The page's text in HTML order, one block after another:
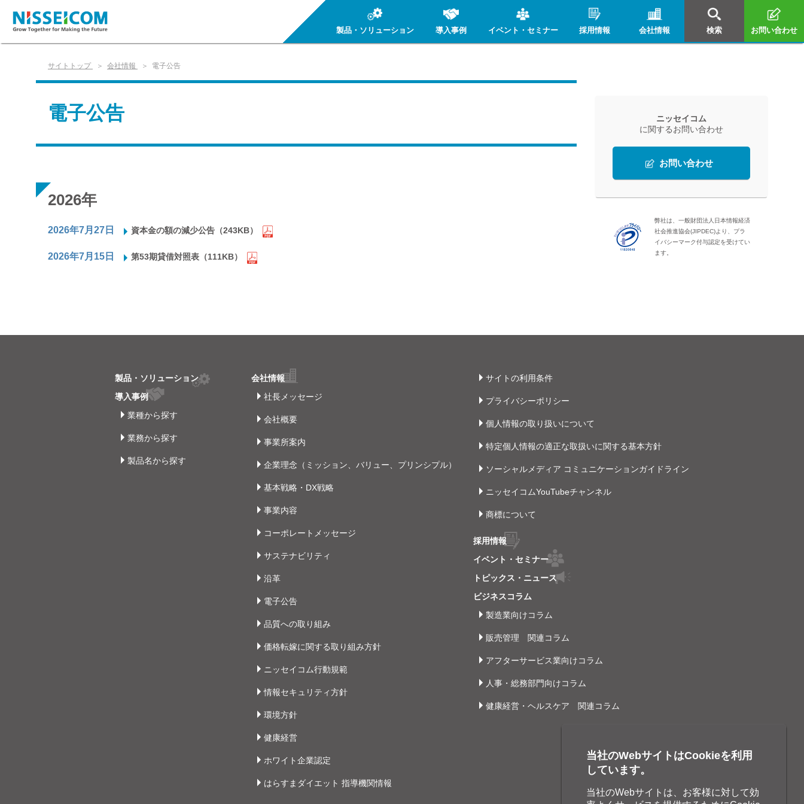
製品・ソリューション 導入事例 イベント・セミナー 採用情報 会社情報 検索 お問い合わせ
サイトトップ 会社情報 電子公告
電子公告
2026年
2026年7月27日 資本金の額の減少公告（243KB）
2026年7月15日 第53期貸借対照表（111KB）
ニッセイコム
に関するお問い合わせ
お問い合わせ
弊社は、一般財団法人日本情報経済
社会推進協会(JIPDEC)より、プラ
イバシーマーク付与認定を受けてい
ます。
製品・ソリューション
導入事例
業種から探す
業務から探す
製品名から探す
会社情報
社長メッセージ
会社概要
事業所案内
企業理念（ミッション、バリュー、プリンシプル）
基本戦略・DX戦略
事業内容
コーポレートメッセージ
サステナビリティ
沿革
電子公告
品質への取り組み
価格転嫁に関する取り組み方針
ニッセイコム行動規範
情報セキュリティ方針
環境方針
健康経営
ホワイト企業認定
はらすまダイエット 指導機関情報
サイトの利用条件
プライバシーポリシー
個人情報の取り扱いについて
特定個人情報の適正な取扱いに関する基本方針
ソーシャルメディア コミュニケーションガイドライン
ニッセイコムYouTubeチャンネル
商標について
採用情報
イベント・セミナー
トピックス・ニュース
ビジネスコラム
製造業向けコラム
販売管理 関連コラム
アフターサービス業向けコラム
人事・総務部門向けコラム
健康経営・ヘルスケア 関連コラム
当社のWebサイトはCookieを利用
しています。
当社のWebサイトは、お客様に対して効